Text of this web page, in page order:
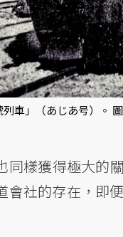
車」（あじあ号）。
同樣獲得極大的
會社的存在，即